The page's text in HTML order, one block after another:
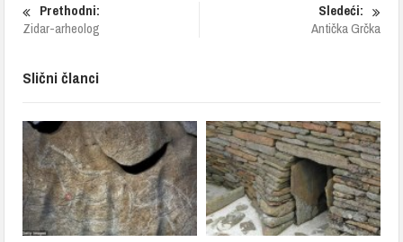
Prethodni:
Zidar-arheolog
Sledeći:
Antička Grčka
Slični članci